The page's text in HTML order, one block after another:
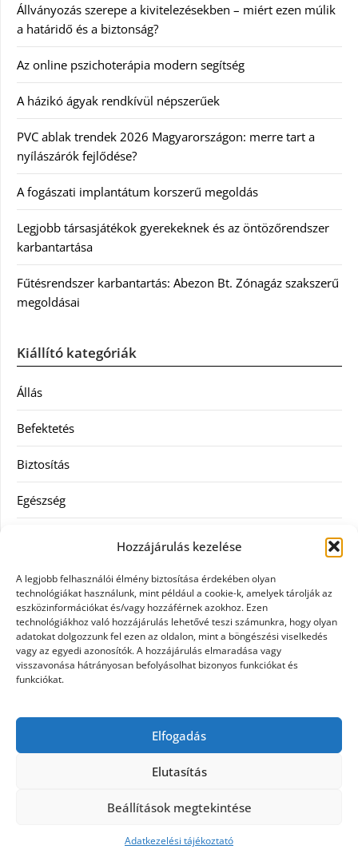
Hozzájárulás kezelése
A legjobb felhasználói élmény biztosítása érdekében olyan
technológiákat használunk, mint például a cookie-k, amelyek tárolják az
eszközinformációkat és/vagy hozzáférnek azokhoz. Ezen
technológiákhoz való hozzájárulás lehetővé teszi számunkra, hogy olyan
adatokat dolgozzunk fel ezen az oldalon, mint a böngészési viselkedés
vagy az egyedi azonosítók. A hozzájárulás elmaradása vagy
visszavonása hátrányosan befolyásolhat bizonyos funkciókat és
funkciókat.
Elfogadás
Elutasítás
Beállítások megtekintése
Adatkezelési tájékoztató
Állványozás szerepe a kivitelezésekben – miért ezen múlik
a határidő és a biztonság?
Az online pszichoterápia modern segítség
A házikó ágyak rendkívül népszerűek
PVC ablak trendek 2026 Magyarországon: merre tart a
nyílászárók fejlődése?
A fogászati implantátum korszerű megoldás
Legjobb társasjátékok gyerekeknek és az öntözőrendszer
karbantartása
Fűtésrendszer karbantartás: Abezon Bt. Zónagáz szakszerű
megoldásai
Kiállító kategóriák
Állás
Befektetés
Biztosítás
Egészség
Ingatlan
Művészetek és szórakozás
Múzeumok
Szolgáltatás
Szórakozás
Webáruház
Theme